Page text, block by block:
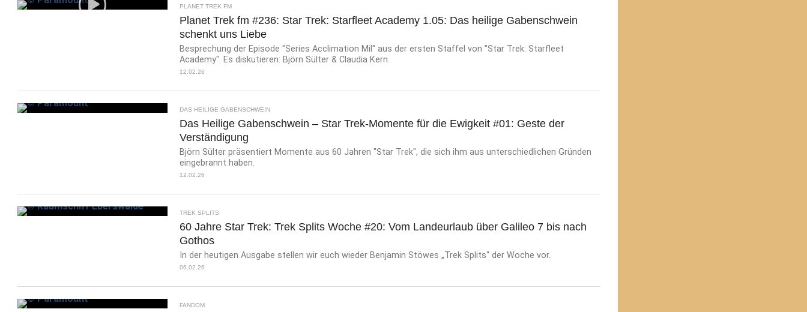
PLANET TREK FM
Planet Trek fm #236: Star Trek: Starfleet Academy 1.05: Das heilige Gabenschwein
schenkt uns Liebe
Besprechung der Episode "Series Acclimation Mil" aus der ersten Staffel von "Star Trek: Starfleet
Academy". Es diskutieren: Björn Sülter & Claudia Kern.
12.02.26
DAS HEILIGE GABENSCHWEIN
Das Heilige Gabenschwein – Star Trek-Momente für die Ewigkeit #01: Geste der
Verständigung
Björn Sülter präsentiert Momente aus 60 Jahren "Star Trek", die sich ihm aus unterschiedlichen Gründen
eingebrannt haben.
12.02.26
TREK SPLITS
60 Jahre Star Trek: Trek Splits Woche #20: Vom Landeurlaub über Galileo 7 bis nach
Gothos
In der heutigen Ausgabe stellen wir euch wieder Benjamin Stöwes „Trek Splits“ der Woche vor.
06.02.26
FANDOM